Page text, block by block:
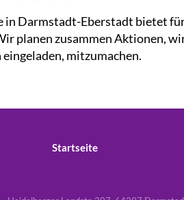
in Darmstadt-Eberstadt bietet
planen zusammen Aktionen,
mitzumachen.
Startseite